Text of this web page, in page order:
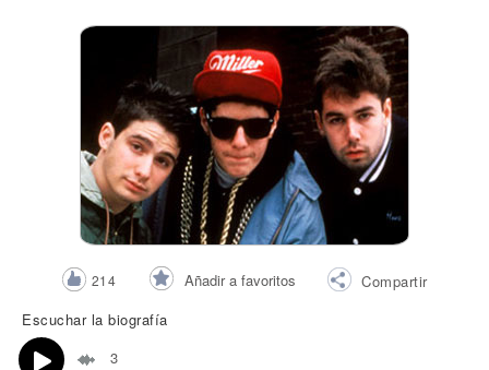
214 Añadir a favoritos
Compartir
Escuchar la biografía
3